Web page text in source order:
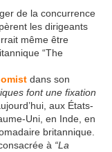
de la concurrence
les dirigeants
même être
“The
dans son
font une fixation
aux États-
Uni, en Inde, en
britannique.
à “La